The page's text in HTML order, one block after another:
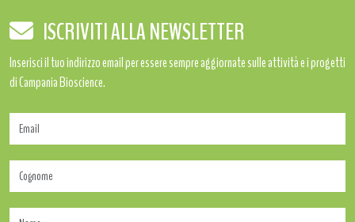
ISCRIVITI ALLA NEWSLETTER
Inserisci il tuo indirizzo email per essere sempre aggiornate sulle attività e i progetti
di Campania Bioscience.